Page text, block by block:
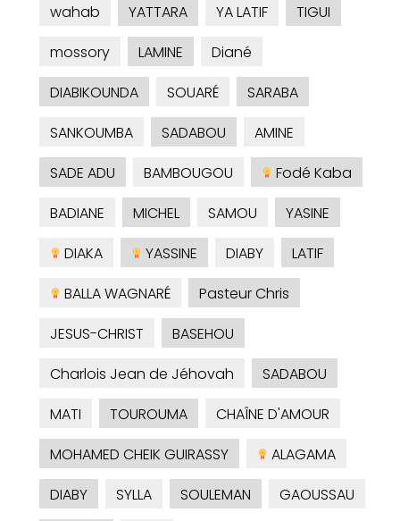
wahab
YATTARA YA LATIF
TIGUI
mossory
LAMINE
Diané
DIABIKOUNDA
SOUARÉ
SARABA
SANKOUMBA
SADABOU
AMINE
SADE ADU
BAMBOUGOU
Fodé Kaba
BADIANE
MICHEL SAMOU
YASINE
DIAKA
YASSINE DIABY
LATIF
BALLA WAGNARÉ
Pasteur Chris
JESUS-CHRIST
BASEHOU
Charlois Jean de Jéhovah
SADABOU
MATI
TOUROUMA
CHAÎNE D'AMOUR
MOHAMED CHEIK GUIRASSY
ALAGAMA
DIABY
SYLLA SOULEMAN GAOUSSAU